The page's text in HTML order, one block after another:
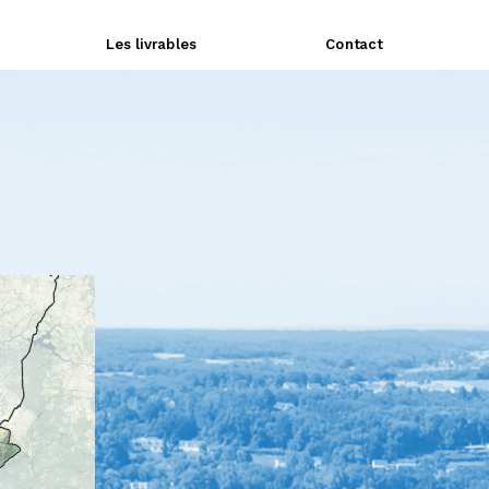
effet, la
Par
(PNR)
Contact
Les livrables